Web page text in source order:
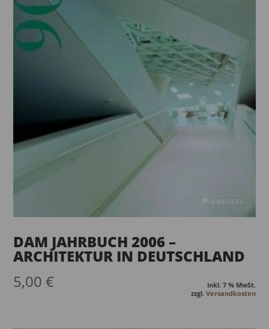
DAM JAHRBUCH 2006 –
ARCHITEKTUR IN DEUTSCHLAND
5,00€
inkl. 7 % MwSt.
zzgl. Versandkosten